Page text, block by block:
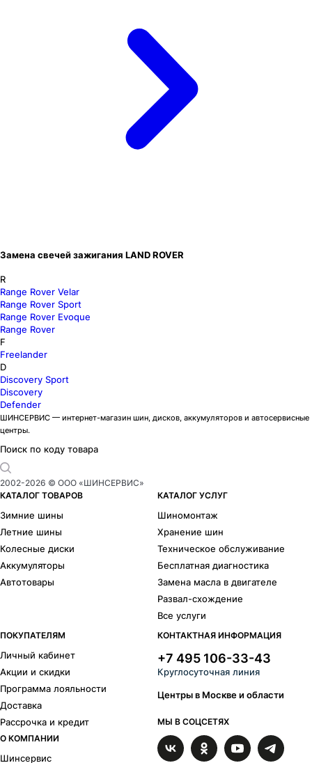
Замена свечей зажигания LAND ROVER
R
Range Rover Velar
Range Rover Sport
Range Rover Evoque
Range Rover
F
Freelander
D
Discovery Sport
Discovery
Defender
ШИНСЕРВИС — интернет-магазин шин, дисков, аккумуляторов и автосервисные
центры.
Поиск по коду товара
2002-2026 © ООО «ШИНСЕРВИС»
КАТАЛОГ ТОВАРОВ
Зимние шины
Летние шины
Колесные диски
Аккумуляторы
Автотовары
КАТАЛОГ УСЛУГ
Шиномонтаж
Хранение шин
Техническое обслуживание
Бесплатная диагностика
Замена масла в двигателе
Развал-схождение
Все услуги
ПОКУПАТЕЛЯМ
Личный кабинет
Акции и скидки
Программа лояльности
Доставка
Рассрочка и кредит
О КОМПАНИИ
Шинсервис
КОНТАКТНАЯ ИНФОРМАЦИЯ
+7 495 106-33-43
Круглосуточная линия
Центры в Москве и области
МЫ В СОЦСЕТЯХ